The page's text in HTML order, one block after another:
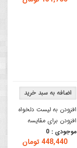
افزودن به لیست دلخواه
افزودن برای مقایسه
موجودی : 0
448,440 تومان